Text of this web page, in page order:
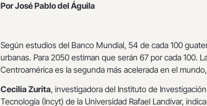
Por José Pablo del Águila
Según estudios del Banco Mundial, 54 de cada 100
urbanas. Para 2050 estiman que serán 67 por cada 100.
Centroamérica es la segunda más acelerada en el
Cecilia Zurita, investigadora del Instituto de
Tecnología (Incyt) de la Universidad Rafael Landívar,